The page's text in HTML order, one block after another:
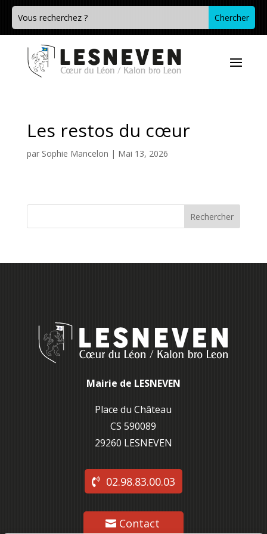
Les restos du cœur
par Sophie Mancelon | Mai 13, 2026
Rechercher
Mairie de LESNEVEN
Place du Château
CS 590089
29260 LESNEVEN
02.98.83.00.03
Contact